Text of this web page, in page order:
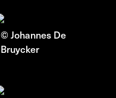
© Johannes De
Bruycker